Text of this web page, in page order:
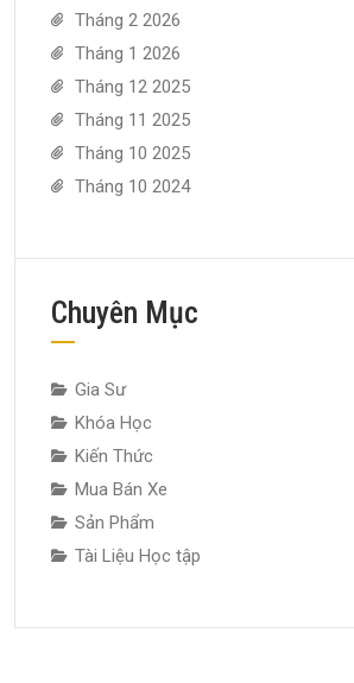
Tháng 2 2026
Tháng 1 2026
Tháng 12 2025
Tháng 11 2025
Tháng 10 2025
Tháng 10 2024
Chuyên Mục
Gia Sư
Khóa Học
Kiến Thức
Mua Bán Xe
Sản Phẩm
Tài Liệu Học tập